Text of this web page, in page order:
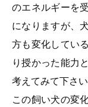
のエネルギーを
になりますが、
方も変化してい
り授かった能力
考えてみて下さい
この飼い犬の変